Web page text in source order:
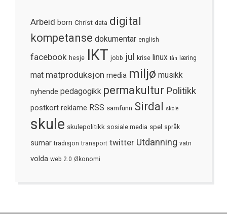
Arbeid born Christ data digital
kompetanse dokumentar english
facebook hesje IKT jobb jul krise linux lån læring
mat matproduksjon media miljø musikk
nyhende pedagogikk permakultur Politikk
postkort reklame RSS samfunn Sirdal skole
skule skulepolitikk sosiale media spel språk
sumar tradisjon transport twitter Utdanning vatn
volda web 2.0 Økonomi